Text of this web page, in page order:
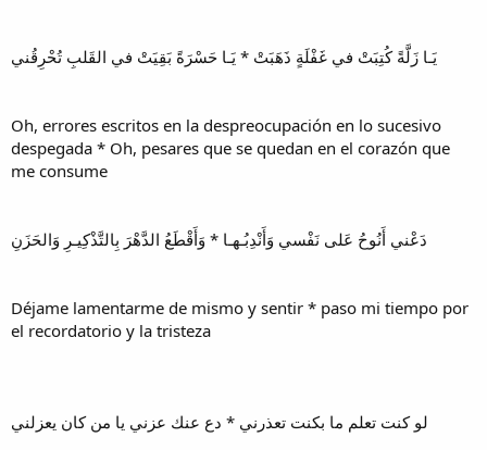
يَـا زَلَّةً كُتِبَتْ في غَفْلَةٍ ذَهَبَتْ * يَـا حَسْرَةً بَقِيَتْ في القَلبِ تُحْرِقُني
Oh, errores escritos en la despreocupación en lo sucesivo
despegada * Oh, pesares que se quedan en el corazón que
me consume
دَعْني أَنُوحُ عَلى نَفْسي وَأَنْدِبُـهـا * وَأَقْطَعُ الدَّهْرَ بِالتَّذْكِيـرِ وَالحَزَنِ
Déjame lamentarme de mismo y sentir * paso mi tiempo por
el recordatorio y la tristeza
لو كنت تعلم ما بكنت تعذرني * دع عنك عزني يا من كان يعزلني